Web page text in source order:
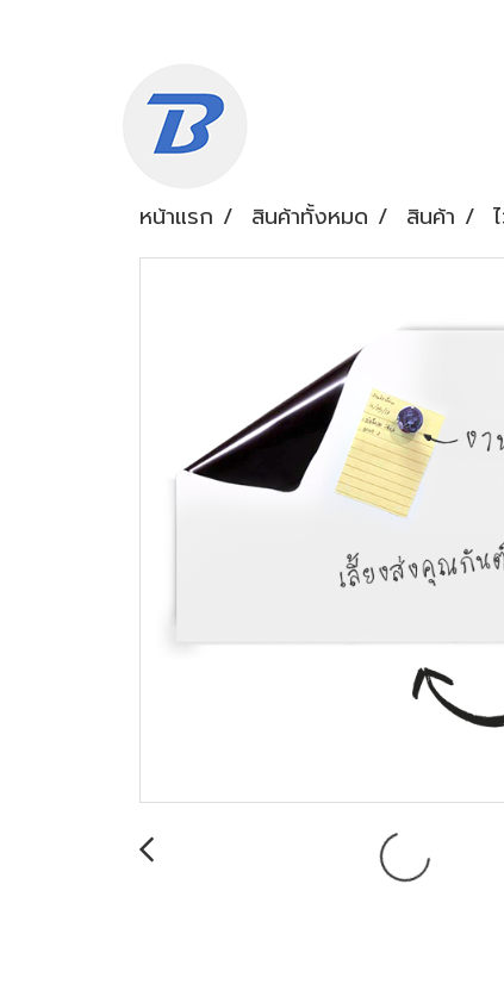
หน้าแรก สินค้าทั้งหมด สินค้า